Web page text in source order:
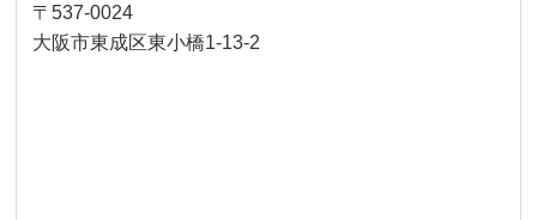
〒537-0024
大阪市東成区東小橋1-13-2